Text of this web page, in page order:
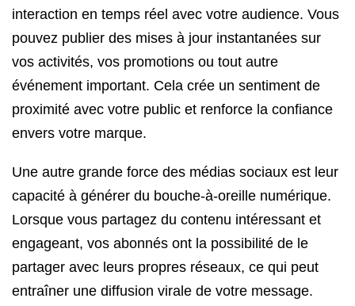
interaction en temps réel avec votre audience. Vous
pouvez publier des mises à jour instantanées sur
vos activités, vos promotions ou tout autre
événement important. Cela crée un sentiment de
proximité avec votre public et renforce la confiance
envers votre marque.
Une autre grande force des médias sociaux est leur
capacité à générer du bouche-à-oreille numérique.
Lorsque vous partagez du contenu intéressant et
engageant, vos abonnés ont la possibilité de le
partager avec leurs propres réseaux, ce qui peut
entraîner une diffusion virale de votre message.